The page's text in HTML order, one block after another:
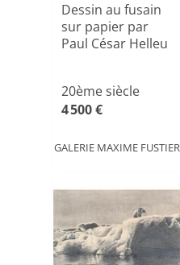
Dessin au fusain
sur papier par
Paul César Helleu
20ème siècle
4 500 €
GALERIE MAXIME FUSTIER